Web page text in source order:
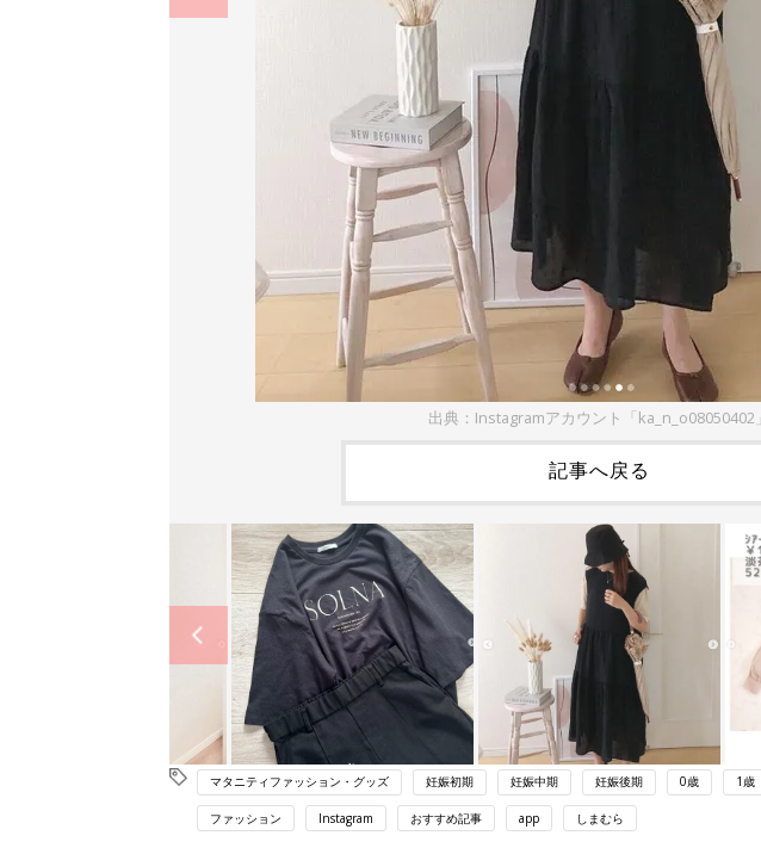
出典：Instagramアカウント「ka_n_o08050402」
記事へ戻る
マタニティファッション・グッズ 妊娠初期 妊娠中期 妊娠後期 0歳 1歳
ファッション Instagram おすすめ記事 app しまむら